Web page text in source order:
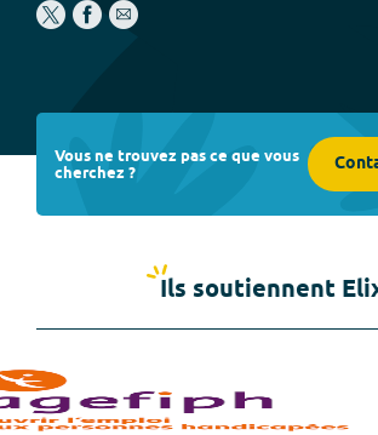
Vous ne trouvez pas ce que vous
cherchez ?
Ils soutiennent